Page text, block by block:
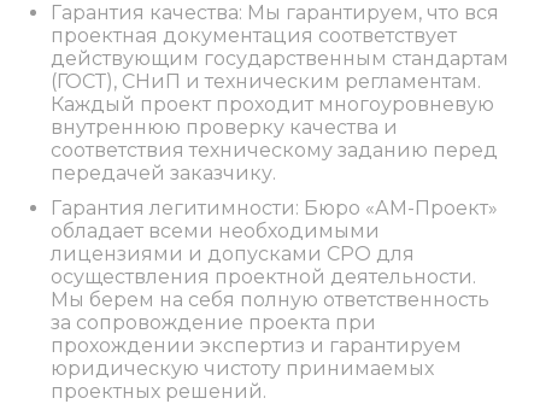
Гарантия качества: Мы гарантируем, что вся
проектная документация соответствует
действующим государственным стандартам
(ГОСТ), СНиП и техническим регламентам.
Каждый проект проходит многоуровневую
внутреннюю проверку качества и
соответствия техническому заданию перед
передачей заказчику.
Гарантия легитимности: Бюро «АМ-Проект»
обладает всеми необходимыми
лицензиями и допусками СРО для
осуществления проектной деятельности.
Мы берем на себя полную ответственность
за сопровождение проекта при
прохождении экспертиз и гарантируем
юридическую чистоту принимаемых
проектных решений.